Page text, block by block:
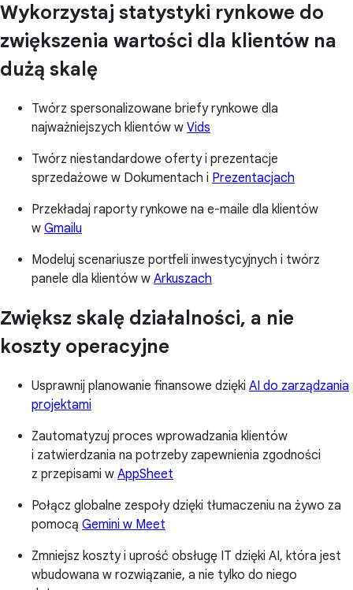
Wykorzystaj statystyki rynkowe do
zwiększenia wartości dla klientów na
dużą skalę
Twórz spersonalizowane briefy rynkowe dla
najważniejszych klientów w Vids
Twórz niestandardowe oferty i prezentacje
sprzedażowe w Dokumentach i Prezentacjach
Przekładaj raporty rynkowe na e-maile dla klientów
w Gmailu
Modeluj scenariusze portfeli inwestycyjnych i twórz
panele dla klientów w Arkuszach
Zwiększ skalę działalności, a nie
koszty operacyjne
Usprawnij planowanie finansowe dzięki AI do zarządzania
projektami
Zautomatyzuj proces wprowadzania klientów
i zatwierdzania na potrzeby zapewnienia zgodności
z przepisami w AppSheet
Połącz globalne zespoły dzięki tłumaczeniu na żywo za
pomocą Gemini w Meet
Zmniejsz koszty i uprość obsługę IT dzięki AI, która jest
wbudowana w rozwiązanie, a nie tylko do niego